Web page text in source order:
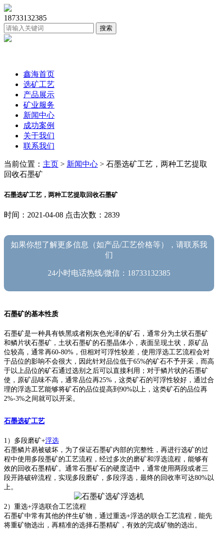
18733132385
鑫海首页
选矿工艺
产品展示
矿业服务
新闻中心
成功案例
关于我们
联系我们
当前位置： 主页 > 新闻中心 > 石墨选矿工艺，两种工艺提取
回收石墨矿
石墨选矿工艺，两种工艺提取回收石墨矿
时间：2021-04-08 点击次数：2839
如果你想了解更多信息（如产品/工艺价格等），请联系我
们
24小时电话热线/微信：18733132385
石墨矿的基本性质
石墨矿是一种具有铁黑或者刚灰色光泽的矿石，通常分为土状石墨矿
和鳞片状石墨矿，土状石墨矿的石墨晶体小，表面呈现土状，原矿品
位较高，通常再60-80%，但相对可浮性较差，使用浮选工艺流程会对
于品位的影响不会很大，因此针对品位低于65%的矿石不予开采，而高
于以上品位的矿石通过选别之后可以直接利用；对于鳞片状的石墨矿
使，原矿品味不高，通常品位再25%，这类矿石的可浮性较好，通过合
理的浮选工艺能够将矿石的品位提高到90%以上，这类矿石的品位再
2%-3%之间就可以开采。
石墨选矿工艺
1）多段磨矿+浮选
石墨鳞片易被破坏，为了保证石墨矿内部的完整性，再进行选矿的过
程中使用多段墨矿的工艺流程，经过多次的磨矿和浮选流程，能够有
效的回收石墨精矿。通常石墨矿石的硬度适中，通常使用两段或者三
段开路破碎流程，实现多段磨矿，多段浮选，最终的回收率可达80%以
上。
2）重选+浮选联合工艺流程
石墨矿中常有其他的伴生矿物，通过重选+浮选的联合工艺流程，能先
将重矿物选出，再精准的选择石墨精矿，有效的完成矿物的选出。